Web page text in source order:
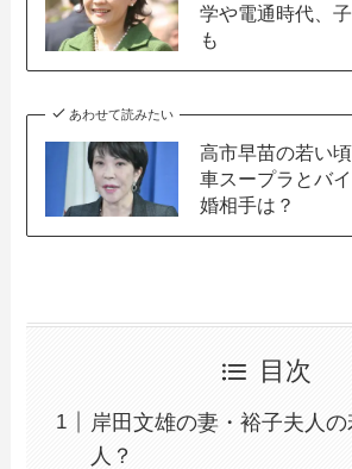
学や電通時代、
も
あわせて読みたい
高市早苗の若い
車スープラとバ
婚相手は？
目次
岸田文雄の妻・裕子夫人
人？